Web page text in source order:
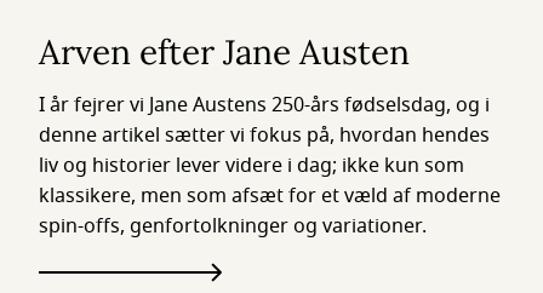
Arven efter Jane Austen
I år fejrer vi Jane Austens 250-års fødselsdag, og i
denne artikel sætter vi fokus på, hvordan hendes
liv og historier lever videre i dag; ikke kun som
klassikere, men som afsæt for et væld af moderne
spin-offs, genfortolkninger og variationer.